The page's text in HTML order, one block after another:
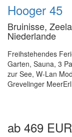
Hooger 45
Bruinisse,
Niederlande
Freihstehendes
Garten, Sauna, 3
zur See, W-Lan
Grevelinger
ab 469 EUR